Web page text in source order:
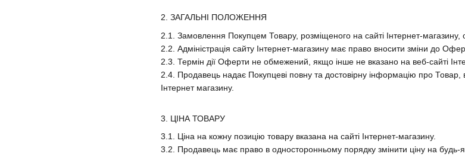
2. ЗАГАЛЬНІ ПОЛОЖЕННЯ
2.1. Замовлення Покупцем Товару, розміщеного на сайті Інтернет-
2.2. Адміністрація сайту Інтернет-магазину має право вносити зміни до
2.3. Термін дії Оферти не обмежений, якщо інше не вказано на веб-сайті
2.4. Продавець надає Покупцеві повну та достовірну інформацію про
Інтернет магазину.
3. ЦІНА ТОВАРУ
3.1. Ціна на кожну позицію товару вказана на сайті Інтернет-магазину.
3.2. Продавець має право в односторонньому порядку змінити ціну на будь-